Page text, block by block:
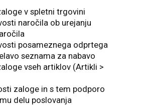
v spletni trgovini
naročila ob urejanju
posameznega odprtega
seznama za nabavo
vseh artiklov (Artikli >
zaloge in s tem podporo
delu poslovanja